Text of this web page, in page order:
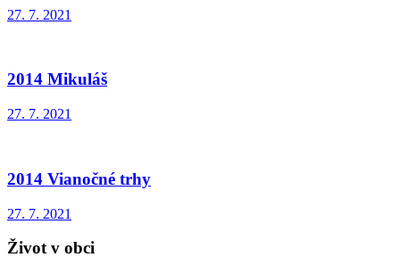
27. 7. 2021
2014 Mikuláš
27. 7. 2021
2014 Vianočné trhy
27. 7. 2021
Život v obci